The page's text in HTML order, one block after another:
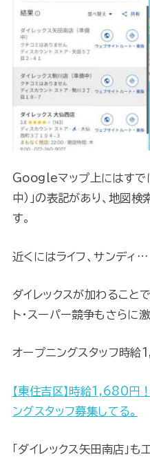
Googleマップ上にはすで
中）」の表記があり、地図
す。
近くにはライフ、サンディ…
ダイレックスが加わること
ト・スーパー競争もさらに
オープニングスタッフ時
【東住吉区】時給1,680円
ングスタッフ募集してる。
「ダイレックス矢田南店」